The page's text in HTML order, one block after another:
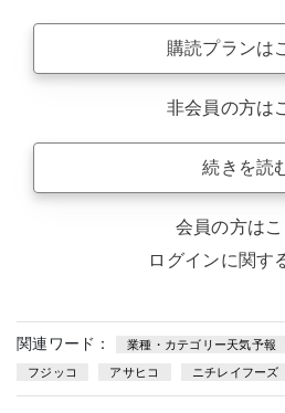
購読プランは
非会員の方は
続きを読
会員の方は
ログインに関す
関連ワード： 業種・カテゴリー天気予報
フジッコ アサヒコ ニチレイフーズ